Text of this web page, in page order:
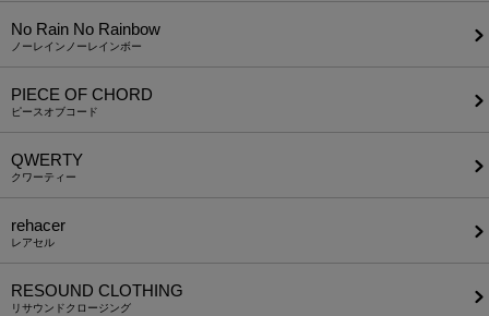
No Rain No Rainbow
ノーレインノーレインボー
PIECE OF CHORD
ピースオブコード
QWERTY
クワーティー
rehacer
レアセル
RESOUND CLOTHING
リサウンドクロージング